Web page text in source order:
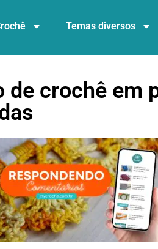
Temas diversos
crochê em